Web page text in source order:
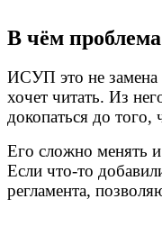
В чём
ИСУП это не замена
хочет читать. Из
докопаться до того,
Его сложно менять
Если что-то
регламента,